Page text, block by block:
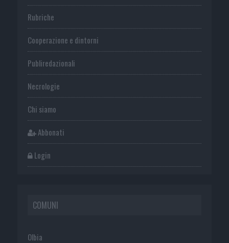
Rubriche
Cooperazione e dintorni
Publiredazionali
Necrologie
Chi siamo
Abbonati
Login
COMUNI
Olbia